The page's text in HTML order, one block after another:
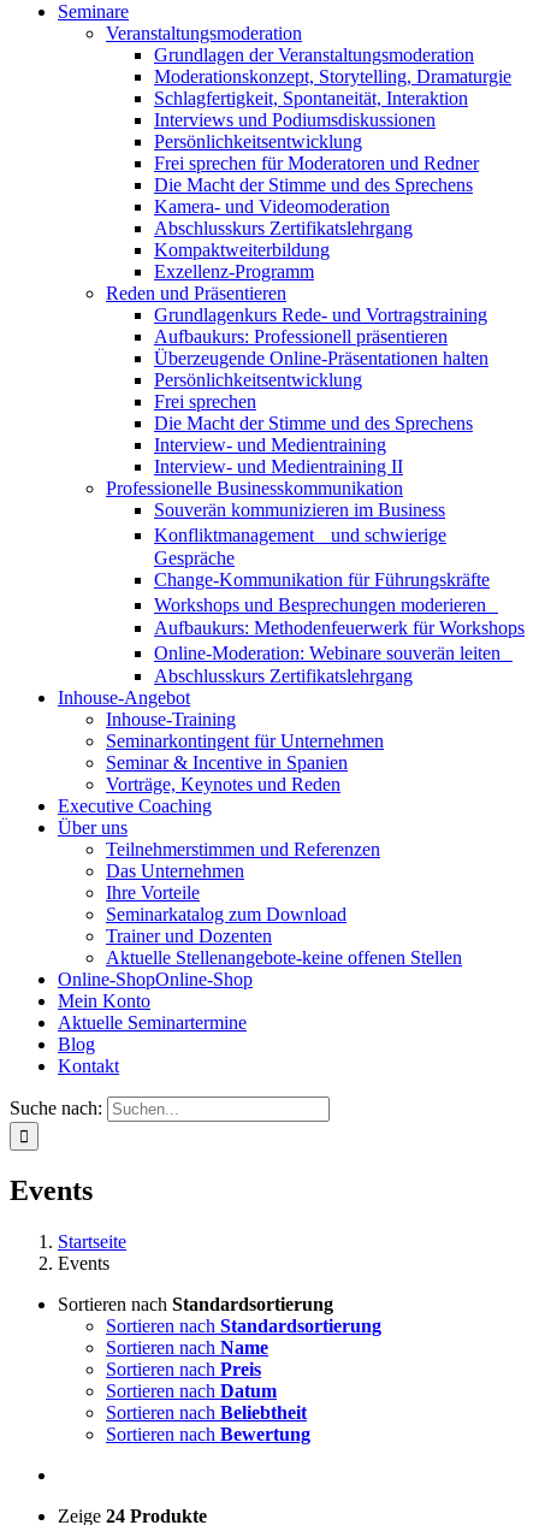
Seminare
Veranstaltungsmoderation
Grundlagen der Veranstaltungsmoderation
Moderationskonzept, Storytelling, Dramaturgie
Schlagfertigkeit, Spontaneität, Interaktion
Interviews und Podiumsdiskussionen
Persönlichkeitsentwicklung
Frei sprechen für Moderatoren und Redner
Die Macht der Stimme und des Sprechens
Kamera- und Videomoderation
Abschlusskurs Zertifikatslehrgang
Kompaktweiterbildung
Exzellenz-Programm
Reden und Präsentieren
Grundlagenkurs Rede- und Vortragstraining
Aufbaukurs: Professionell präsentieren
Überzeugende Online-Präsentationen halten
Persönlichkeitsentwicklung
Frei sprechen
Die Macht der Stimme und des Sprechens
Interview- und Medientraining
Interview- und Medientraining II
Professionelle Businesskommunikation
Souverän kommunizieren im Business
Konfliktmanagement und schwierige
Gespräche
Change-Kommunikation für Führungskräfte
Workshops und Besprechungen moderieren
Aufbaukurs: Methodenfeuerwerk für Workshops
Online-Moderation: Webinare souverän leiten
Abschlusskurs Zertifikatslehrgang
Inhouse-Angebot
Inhouse-Training
Seminarkontingent für Unternehmen
Seminar & Incentive in Spanien
Vorträge, Keynotes und Reden
Executive Coaching
Über uns
Teilnehmerstimmen und Referenzen
Das Unternehmen
Ihre Vorteile
Seminarkatalog zum Download
Trainer und Dozenten
Aktuelle Stellenangebote-keine offenen Stellen
Online-ShopOnline-Shop
Mein Konto
Aktuelle Seminartermine
Blog
Kontakt
Suche nach:
Events
Startseite
Events
Sortieren nach Standardsortierung
Sortieren nach Standardsortierung
Sortieren nach Name
Sortieren nach Preis
Sortieren nach Datum
Sortieren nach Beliebtheit
Sortieren nach Bewertung
Zeige 24 Produkte